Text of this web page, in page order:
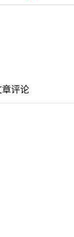
章评论